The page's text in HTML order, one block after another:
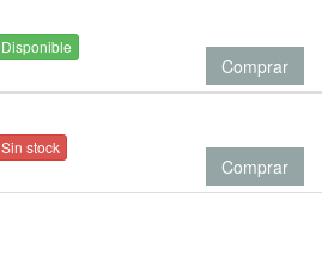
Disponible
Comprar
Sin stock
Comprar